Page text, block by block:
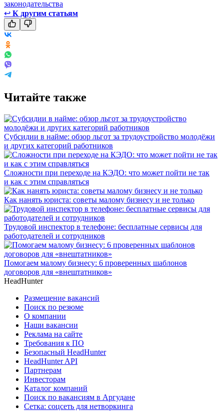
законодательства
↩ К другим статьям
Читайте также
Субсидии в найме: обзор льгот за трудоустройство молодёжи
и других категорий работников
Сложности при переходе на КЭДО: что может пойти не так
и как с этим справляться
Как нанять юриста: советы малому бизнесу и не только
Трудовой инспектор в телефоне: бесплатные сервисы для
работодателей и сотрудников
Помогаем малому бизнесу: 6 проверенных шаблонов
договоров для «внештатников»
HeadHunter
Размещение вакансий
Поиск по резюме
О компании
Наши вакансии
Реклама на сайте
Требования к ПО
Безопасный HeadHunter
HeadHunter API
Партнерам
Инвесторам
Каталог компаний
Поиск по вакансиям в Аргудане
Сетка: соцсеть для нетворкинга